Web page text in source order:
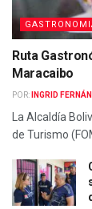
Ruta
Maracaibo
POR: INGRID
La Alcaldía
de Turismo